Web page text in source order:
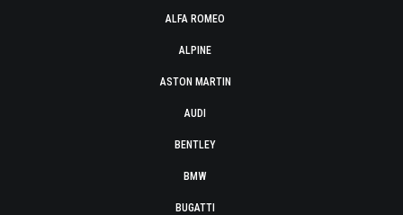
ALFA ROMEO
ALPINE
ASTON MARTIN
AUDI
BENTLEY
BMW
BUGATTI